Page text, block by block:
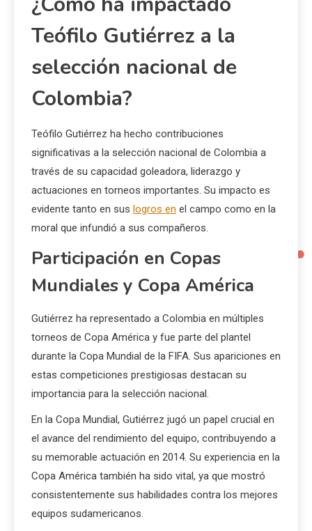
Teófilo Gutiérrez a la
selección nacional de
Colombia?
Teófilo Gutiérrez ha hecho contribuciones
significativas a la selección nacional de Colombia a
través de su capacidad goleadora, liderazgo y
actuaciones en torneos importantes. Su impacto es
evidente tanto en sus logros en el campo como en la
moral que infundió a sus compañeros.
Participación en Copas
Mundiales y Copa América
Gutiérrez ha representado a Colombia en múltiples
torneos de Copa América y fue parte del plantel
durante la Copa Mundial de la FIFA. Sus apariciones en
estas competiciones prestigiosas destacan su
importancia para la selección nacional.
En la Copa Mundial, Gutiérrez jugó un papel crucial en
el avance del rendimiento del equipo, contribuyendo a
su memorable actuación en 2014. Su experiencia en la
Copa América también ha sido vital, ya que mostró
consistentemente sus habilidades contra los mejores
equipos sudamericanos.